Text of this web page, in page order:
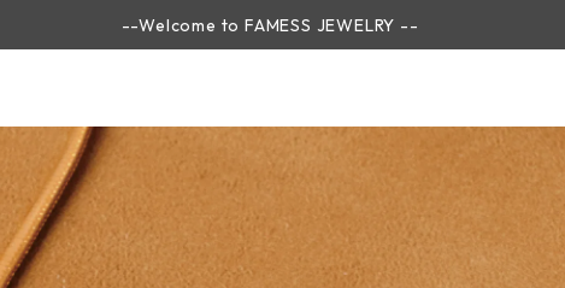
--Welcome to FAMESS JEWELRY --